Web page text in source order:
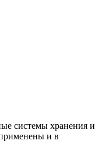
системы хранения и
и в